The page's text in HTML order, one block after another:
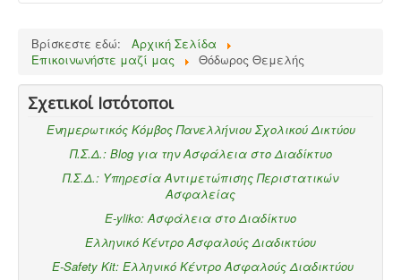
Send an Email
Required field
Όνομα*
Διεύθυνση ηλεκτρονικού ταχυδρομείου
Βρίσκεστε εδώ:
Αρχική Σελίδα
Επικοινωνήστε μαζί μας
Θόδωρος Θεμελής
Σχετικοί Ιστότοποι
Ενημερωτικός Κόμβος Πανελλήνιου Σχολικού Δικτύου
Π.Σ.Δ.: Blog για την Ασφάλεια στο Διαδίκτυο
Π.Σ.Δ.: Υπηρεσία Αντιμετώπισης Περιστατικών
Ασφαλείας
E-yliko: Ασφάλεια στο Διαδίκτυο
Ελληνικό Κέντρο Ασφαλούς Διαδικτύου
E-Safety Kit: Ελληνικό Κέντρο Ασφαλούς Διαδικτύου